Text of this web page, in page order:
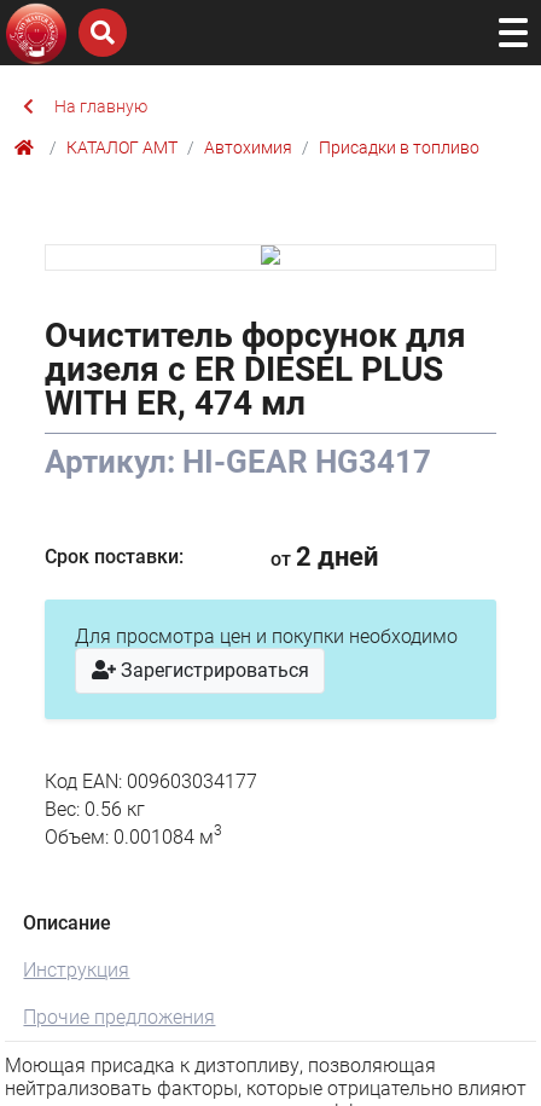
На главную
КАТАЛОГ AMТ Автохимия Присадки в топливо
Очиститель форсунок для
дизеля с ER DIESEL PLUS
WITH ER, 474 мл
Артикул: HI-GEAR HG3417
Срок поставки: от 2 дней
Для просмотра цен и покупки необходимо
Зарегистрироваться
Код EAN: 009603034177
Вес: 0.56 кг
Объем: 0.001084 м3
Описание
Инструкция
Прочие предложения
Моющая присадка к дизтопливу, позволяющая
нейтрализовать факторы, которые отрицательно влияют